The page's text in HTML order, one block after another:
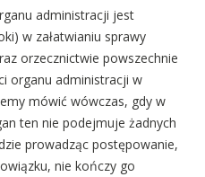
administracji jest
w załatwianiu sprawy
orzecznictwie powszechnie
organu administracji w
mówić wówczas, gdy w
ten nie podejmuje żadnych
prowadząc postępowanie,
nie kończy go